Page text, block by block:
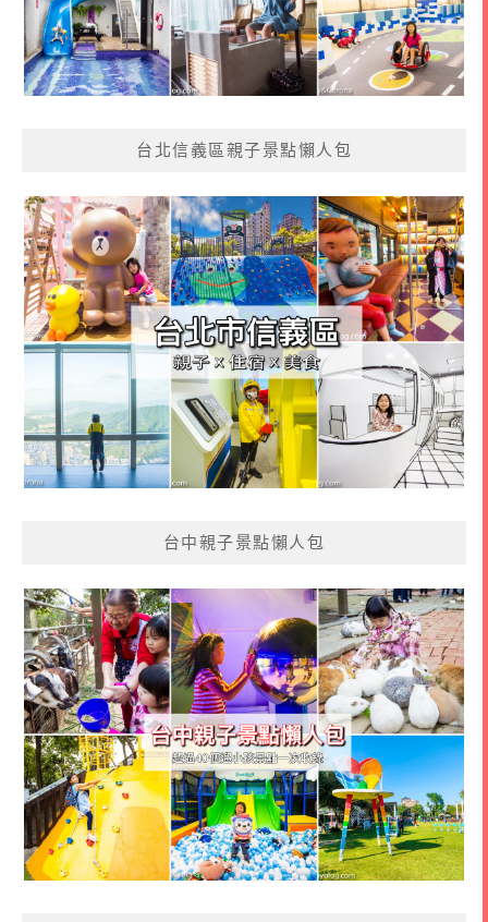
台北信義區親子景點懶人包
台中親子景點懶人包